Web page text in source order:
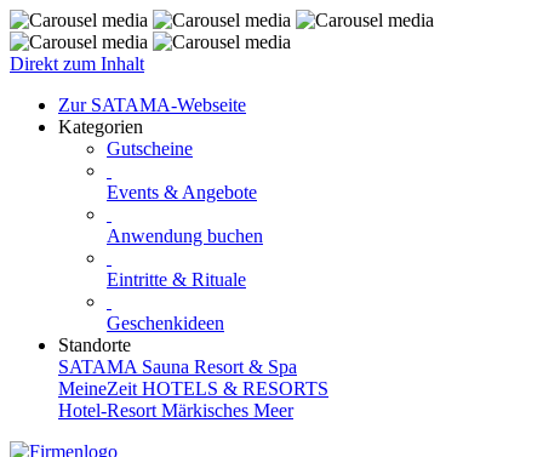
Direkt zum Inhalt
Zur SATAMA-Webseite
Kategorien
Gutscheine
Events & Angebote
Anwendung buchen
Eintritte & Rituale
Geschenkideen
Standorte
SATAMA Sauna Resort & Spa
MeineZeit HOTELS & RESORTS
Hotel-Resort Märkisches Meer